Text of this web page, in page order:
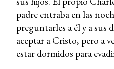
padre entraba en las
preguntarles a él y a sus
aceptar a Cristo, pero a
estar dormidos para